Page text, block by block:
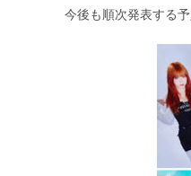
今後も順次発表する予